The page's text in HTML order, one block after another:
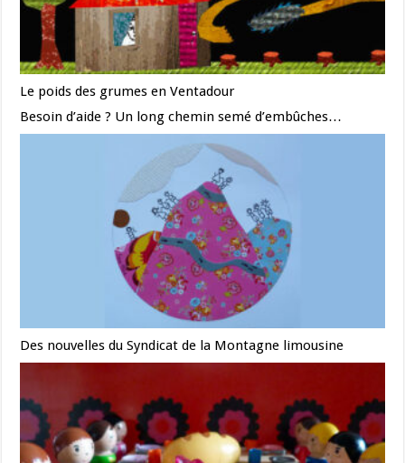
Le poids des grumes en Ventadour
Besoin d’aide ? Un long chemin semé d’embûches…
Des nouvelles du Syndicat de la Montagne limousine